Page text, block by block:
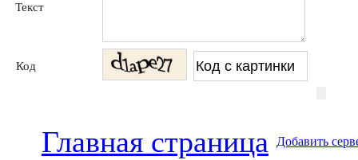
Текст
Код
Главная страница Добавить